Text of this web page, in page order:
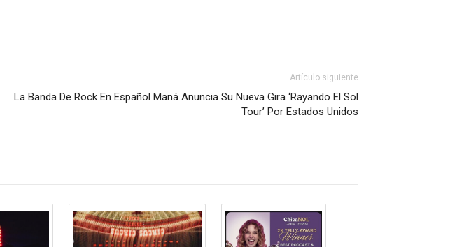
Artículo siguiente
La Banda De Rock En Español Maná Anuncia Su Nueva Gira ‘Rayando El Sol
Tour’ Por Estados Unidos